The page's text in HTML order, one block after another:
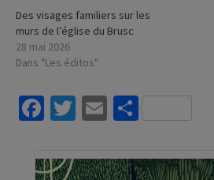
Des visages familiers sur les
murs de l’église du Brusc
28 mai 2026
Dans "Les éditos"
Facebook
Twitter
EmailPartager